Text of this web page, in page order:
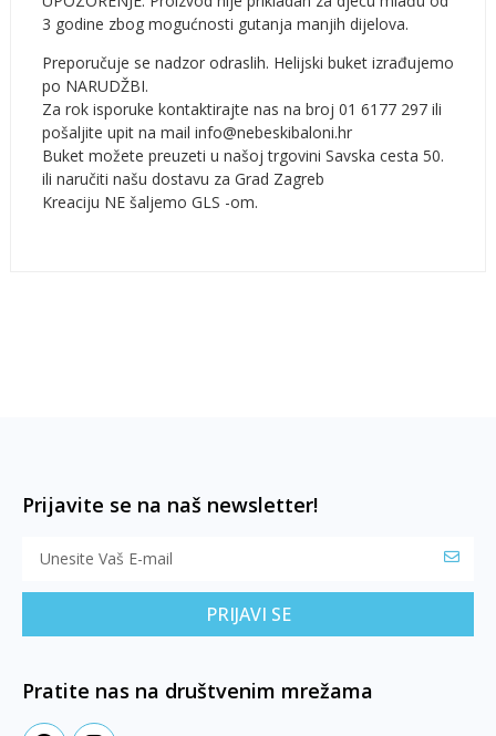
3 godine zbog mogućnosti gutanja manjih dijelova.
Preporučuje se nadzor odraslih. Helijski buket izrađujemo
po NARUDŽBI.
Za rok isporuke kontaktirajte nas na broj 01 6177 297 ili
pošaljite upit na mail info@nebeskibaloni.hr
Buket možete preuzeti u našoj trgovini Savska cesta 50.
ili naručiti našu dostavu za Grad Zagreb
Kreaciju NE šaljemo GLS -om.
Prijavite se na naš newsletter!
PRIJAVI SE
Pratite nas na društvenim mrežama